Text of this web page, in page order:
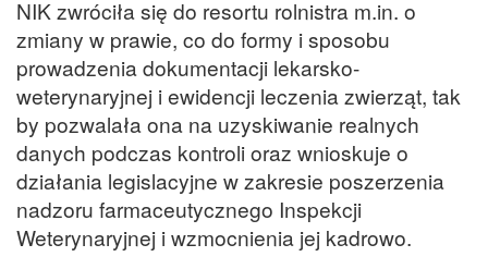
NIK zwróciła się do resortu rolnistra m.in. o
zmiany w prawie, co do formy i sposobu
prowadzenia dokumentacji lekarsko-
weterynaryjnej i ewidencji leczenia zwierząt, tak
by pozwalała ona na uzyskiwanie realnych
danych podczas kontroli oraz wnioskuje o
działania legislacyjne w zakresie poszerzenia
nadzoru farmaceutycznego Inspekcji
Weterynaryjnej i wzmocnienia jej kadrowo.